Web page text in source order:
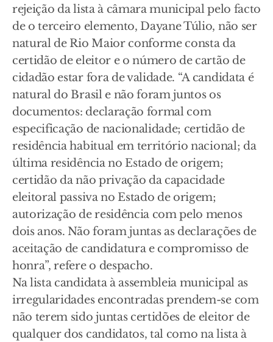
rejeição da lista à câmara municipal pelo facto
de o terceiro elemento, Dayane Túlio, não ser
natural de Rio Maior conforme consta da
certidão de eleitor e o número de cartão de
cidadão estar fora de validade. “A candidata é
natural do Brasil e não foram juntos os
documentos: declaração formal com
especificação de nacionalidade; certidão de
residência habitual em território nacional; da
última residência no Estado de origem;
certidão da não privação da capacidade
eleitoral passiva no Estado de origem;
autorização de residência com pelo menos
dois anos. Não foram juntas as declarações de
aceitação de candidatura e compromisso de
honra”, refere o despacho.
Na lista candidata à assembleia municipal as
irregularidades encontradas prendem-se com
não terem sido juntas certidões de eleitor de
qualquer dos candidatos, tal como na lista à